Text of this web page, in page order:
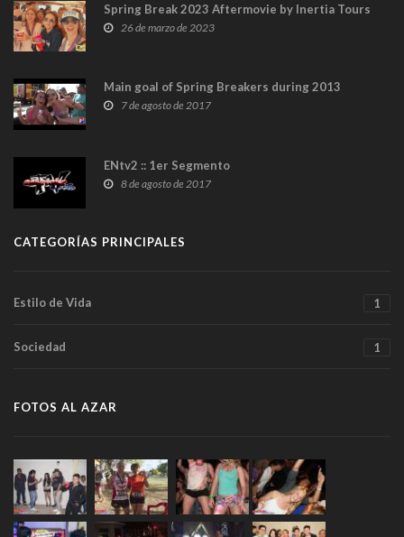
Spring Break 2023 Aftermovie by Inertia Tours
26 de marzo de 2023
Main goal of Spring Breakers during 2013
7 de agosto de 2017
ENtv2 :: 1er Segmento
8 de agosto de 2017
CATEGORÍAS PRINCIPALES
Estilo de Vida 1
Sociedad 1
FOTOS AL AZAR